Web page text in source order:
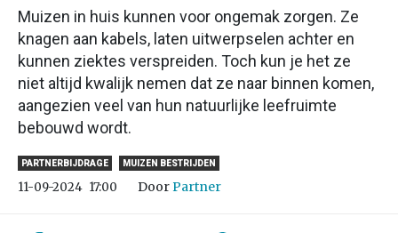
Muizen in huis kunnen voor ongemak zorgen. Ze
knagen aan kabels, laten uitwerpselen achter en
kunnen ziektes verspreiden. Toch kun je het ze
niet altijd kwalijk nemen dat ze naar binnen komen,
aangezien veel van hun natuurlijke leefruimte
bebouwd wordt.
PARTNERBIJDRAGE MUIZEN BESTRIJDEN
11-09-2024 17:00 DoorPartner